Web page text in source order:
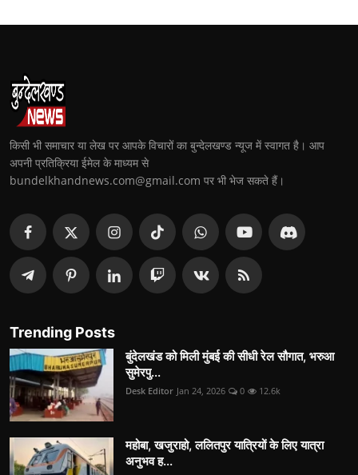
किसी भी समाचार या लेख पर आपके विचारों का बुन्देलखण्ड न्यूज में स्वागत है। आप
अपनी प्रतिक्रिया ईमेल के माध्यम से
bundelkhandnews.com@gmail.com पर भी भेज सकते हैं।
Trending Posts
बुंदेलखंड को मिली मुंबई की सीधी रेल सौगात, भरुआ
सुमेरपु...
Desk Editor Jan 24, 2026 0 12.6k
महोबा, खजुराहो, ललितपुर यात्रियों के लिए यात्रा
अनुभव ह...